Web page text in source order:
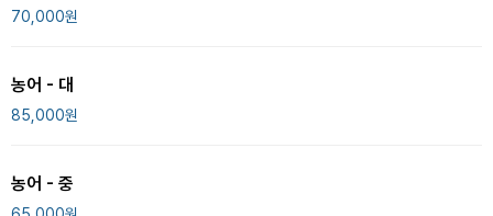
70,000원
농어 - 대
85,000원
농어 - 중